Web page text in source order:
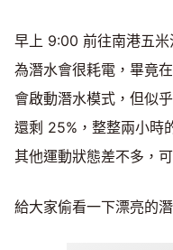
早上 9:00 前往南港五
為潛水會很耗電，畢竟
會啟動潛水模式，但似
還剩 25%，整整兩小時
其他運動狀態差不多，
給大家偷看一下漂亮的潛